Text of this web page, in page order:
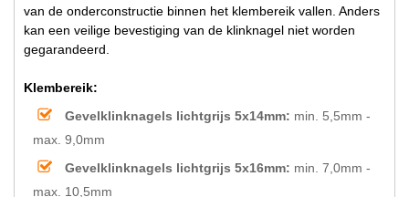
van de onderconstructie binnen het klembereik vallen. Anders
kan een veilige bevestiging van de klinknagel niet worden
gegarandeerd.
Klembereik:
Gevelklinknagels lichtgrijs 5x14mm: min. 5,5mm -
max. 9,0mm
Gevelklinknagels lichtgrijs 5x16mm: min. 7,0mm -
max. 10,5mm